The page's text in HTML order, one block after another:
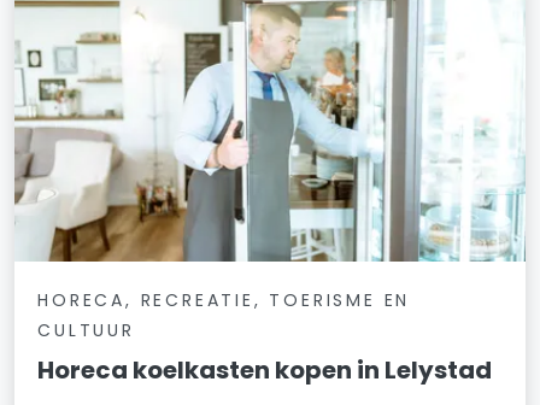
HORECA, RECREATIE, TOERISME EN
CULTUUR
Horeca koelkasten kopen in Lelystad